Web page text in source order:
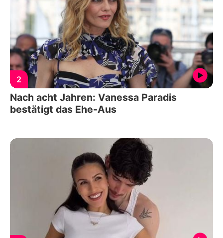
2
Nach acht Jahren: Vanessa Paradis
bestätigt das Ehe-Aus